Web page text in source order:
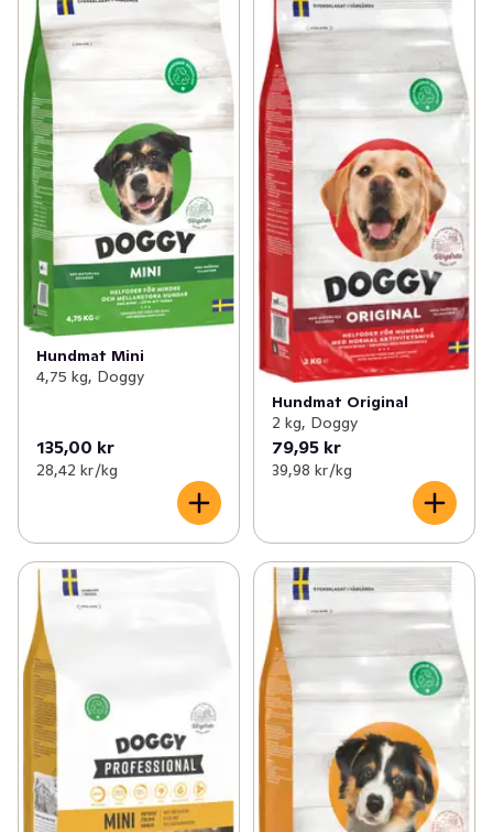
Hundmat Mini
4,75 kg, Doggy
135,00 kr
28,42 kr /kg
Hundmat Original
2 kg, Doggy
79,95 kr
39,98 kr /kg